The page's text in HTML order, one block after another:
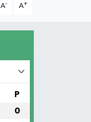
A- A+
P
0